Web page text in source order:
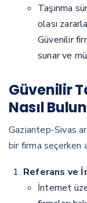
Taşınma
olası
Güvenilir
sunar ve
Güvenilir
Nasıl
Gaziantep-Sivas
bir firma seçerken
Referans ve
İnternet